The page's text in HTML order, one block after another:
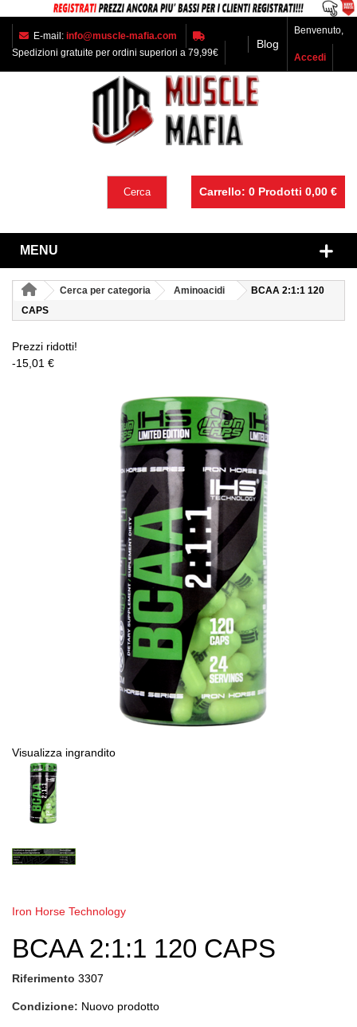
E-mail: info@muscle-mafia.com
Spedizioni gratuite per ordini superiori a 79,99€
Blog
Benvenuto,
Accedi
Carrello: 0 Prodotti 0,00 €
Cerca
MENU
Cerca per categoria Aminoacidi
BCAA 2:1:1 120
CAPS
Prezzi ridotti!
-15,01 €
Visualizza ingrandito
Iron Horse Technology
BCAA 2:1:1 120 CAPS
Riferimento 3307
Condizione: Nuovo prodotto